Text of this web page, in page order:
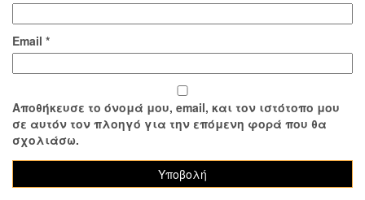
Email *
Αποθήκευσε το όνομά μου, email, και τον ιστότοπο μου
σε αυτόν τον πλοηγό για την επόμενη φορά που θα
σχολιάσω.